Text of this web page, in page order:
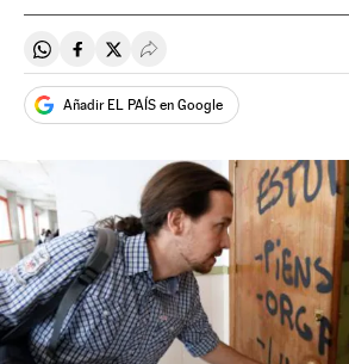
Compartir en Whatsapp
Compartir en Facebook
Compartir en Twitter
Desplegar Redes Sociales
Añadir EL PAÍS en Google